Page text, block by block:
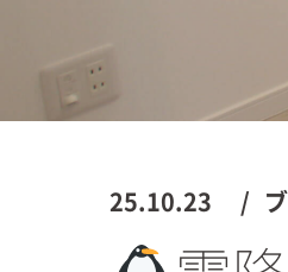
25.10.23